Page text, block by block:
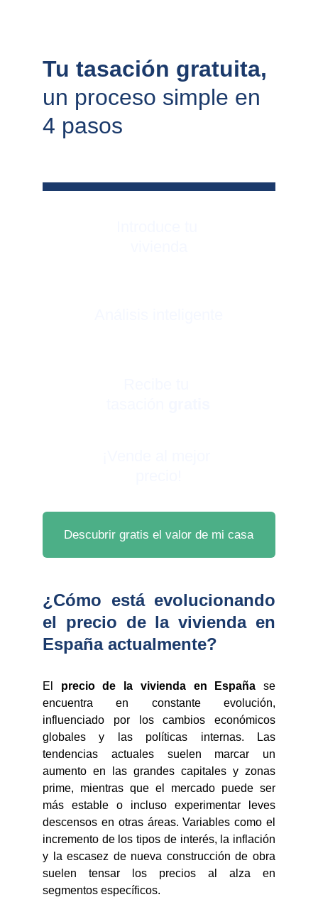
Descubrir gratis el valor de mi casa
Tu tasación gratuita,
un proceso simple en
4 pasos
¿Cómo está evolucionando
el precio de la vivienda en
España actualmente?
El precio de la vivienda en España se
encuentra en constante evolución,
influenciado por los cambios económicos
globales y las políticas internas. Las
tendencias actuales suelen marcar un
aumento en las grandes capitales y zonas
prime, mientras que el mercado puede ser
más estable o incluso experimentar leves
descensos en otras áreas. Variables como el
incremento de los tipos de interés, la inflación
y la escasez de nueva construcción de obra
suelen tensar los precios al alza en
segmentos específicos.